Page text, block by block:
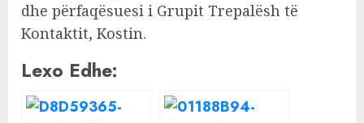
dhe përfaqësuesi i Grupit Trepalësh të
Kontaktit, Kostin.
Lexo Edhe: